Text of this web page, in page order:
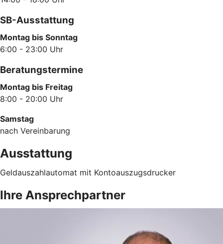
SB-Ausstattung
Montag bis Sonntag
6:00 - 23:00 Uhr
Beratungstermine
Montag bis Freitag
8:00 - 20:00 Uhr
Samstag
nach Vereinbarung
Ausstattung
Geldauszahlautomat mit Kontoauszugsdrucker
Ihre Ansprechpartner